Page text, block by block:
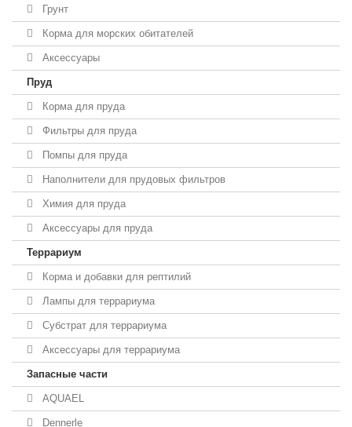
Грунт
Корма для морских обитателей
Аксессуары
Пруд
Корма для пруда
Фильтры для пруда
Помпы для пруда
Наполнители для прудовых фильтров
Химия для пруда
Аксессуары для пруда
Террариум
Корма и добавки для рептилий
Лампы для террариума
Субстрат для террариума
Аксессуары для террариума
Запасные части
AQUAEL
Dennerle